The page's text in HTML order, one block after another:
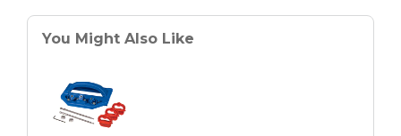
Pour de meilleures propriétés de vissage et de
perçage
les endroits humides avec un risque de corrosion
Compatibles avec le Kreg Deck Jig KJDECKSYS20
You Might Also Like